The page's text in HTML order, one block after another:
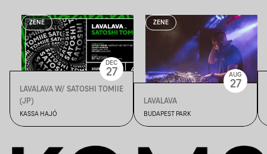
ZENE
LAVALAVA W/ SATOSHI TOMIIE
(JP)
KASSA HAJÓ
DEC
27
ZENE
LAVALAVA
BUDAPEST PARK
AUG
27